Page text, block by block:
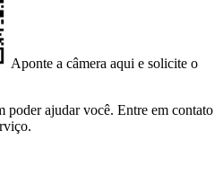
Aponte a câmera aqui e solicite o
poder ajudar você. Entre em contato